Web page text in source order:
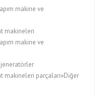
makine ve
makineleri
makine ve
makineleri parçaları»Diğer